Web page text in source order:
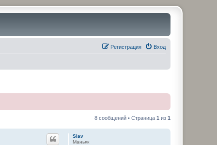
Вход
Регистрация
8 сообщений • Страница 1 из 1
Slav
Маньяк